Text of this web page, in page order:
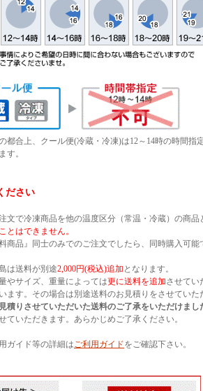
都合上、クール便(冷蔵・冷凍)は12～14時の時間
す。
ださい
文で冷凍商品を他の温度区分（常温・冷蔵）の商品
とはできません。
商品』同士のみでのご注文でしたら、同時購入可能
は送料が別途2,000円(税込)追加 となります。
やサイズ、重量によっては更に送料を追加させてい
ます。その場合は別途送料のお見積りをさせていた
積りさせていただいた送料のご了承をいただけまし
ていただきます。あらかじめご了承ください。
ガイド等の詳細はご利用ガイドをご確認下さい。